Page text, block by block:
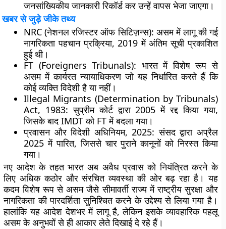
जनसांख्यिकीय जानकारी रिकॉर्ड कर उन्हें वापस भेजा जाएगा।
खबर से जुड़े जीके तथ्य
NRC (नेशनल रजिस्टर ऑफ सिटिज़न्स): असम में लागू की गई
नागरिकता पहचान प्रक्रिया, 2019 में अंतिम सूची प्रकाशित
हुई थी।
FT (Foreigners Tribunals): भारत में विशेष रूप से
असम में कार्यरत न्यायाधिकरण जो यह निर्धारित करते हैं कि
कोई व्यक्ति विदेशी है या नहीं।
Illegal Migrants (Determination by Tribunals)
Act, 1983: सुप्रीम कोर्ट द्वारा 2005 में रद्द किया गया,
जिसके बाद IMDT को FT में बदला गया।
प्रवासन और विदेशी अधिनियम, 2025: संसद द्वारा अप्रैल
2025 में पारित, जिससे चार पुराने कानूनों को निरस्त किया
गया।
नए आदेश के तहत भारत अब अवैध प्रवास को नियंत्रित करने के
लिए अधिक कठोर और संरचित व्यवस्था की ओर बढ़ रहा है। यह
कदम विशेष रूप से असम जैसे सीमावर्ती राज्य में राष्ट्रीय सुरक्षा और
नागरिकता की पारदर्शिता सुनिश्चित करने के उद्देश्य से लिया गया है।
हालांकि यह आदेश देशभर में लागू है, लेकिन इसके व्यावहारिक पहलू
असम के अनुभवों से ही आकार लेते दिखाई दे रहे हैं।